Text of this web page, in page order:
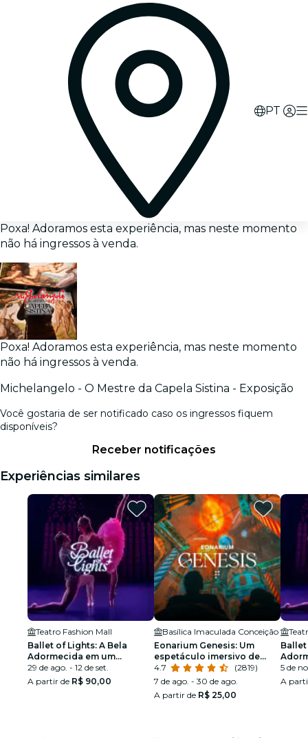
PT
Poxa! Adoramos esta experiência, mas neste momento
não há ingressos à venda.
Poxa! Adoramos esta experiência, mas neste momento
não há ingressos à venda.
Michelangelo - O Mestre da Capela Sistina - Exposição
Você gostaria de ser notificado caso os ingressos fiquem
disponíveis?
Receber notificações
Experiências similares
Teatro Fashion Mall
Ballet of Lights: A Bela
Adormecida em um
espetáculo cintilante
29 de ago. - 12 de set.
A partir de R$ 90,00
Basílica Imaculada Conceição
Eonarium Genesis: Um
espetáculo imersivo de
luzes na Basílica Imaculada
Conceição
4.7
(2819)
7 de ago. - 30 de ago.
A partir de R$ 25,00
Ballet
5 de
A